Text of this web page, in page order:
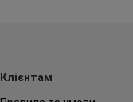
Клієнтам